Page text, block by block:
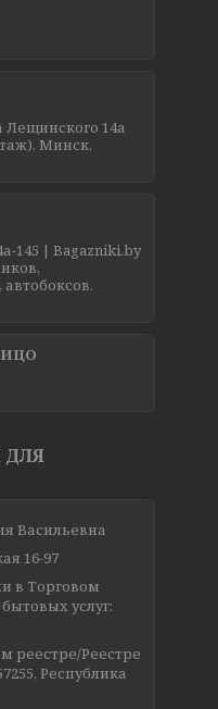
Лещинского 14а
Минск,
145 | Bagazniki.by
Васильевна
16-97
в Торговом
услуг:
реестре/Реестре
Республика